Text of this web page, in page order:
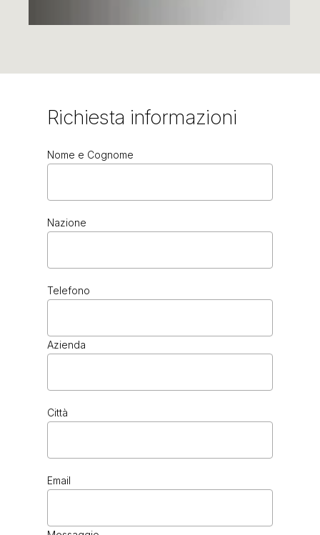
CHOCOLATE
Richiesta informazioni
Nome e Cognome
Nazione
Telefono
Azienda
Città
Email